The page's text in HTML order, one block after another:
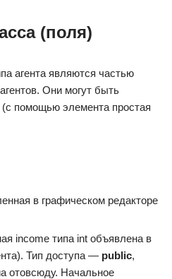
(поля)
агента являются частью
Они могут быть
помощью элемента простая
в графическом редакторе
income типа int объявлена в
Тип доступа — public,
отовсюду. Начальное